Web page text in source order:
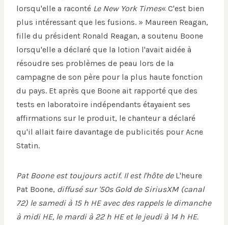
lorsqu'elle a raconté Le New York Times« C'est bien
plus intéressant que les fusions. » Maureen Reagan,
fille du président Ronald Reagan, a soutenu Boone
lorsqu'elle a déclaré que la lotion l'avait aidée à
résoudre ses problèmes de peau lors de la
campagne de son père pour la plus haute fonction
du pays. Et après que Boone ait rapporté que des
tests en laboratoire indépendants étayaient ses
affirmations sur le produit, le chanteur a déclaré
qu'il allait faire davantage de publicités pour Acne
Statin.
Pat Boone est toujours actif. Il est l'hôte de L'heure
Pat Boone, diffusé sur '50s Gold de SiriusXM (canal
72) le samedi à 15 h HE avec des rappels le dimanche
à midi HE, le mardi à 22 h HE et le jeudi à 14 h HE.